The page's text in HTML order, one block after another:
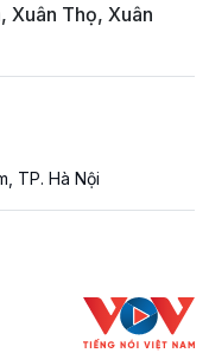
Xuân Thọ, Xuân
TP. Hà Nội